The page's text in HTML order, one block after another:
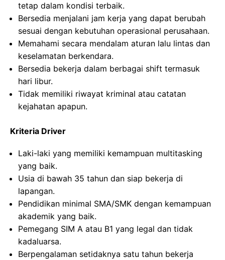
tetap dalam kondisi terbaik.
Bersedia menjalani jam kerja yang dapat berubah
sesuai dengan kebutuhan operasional perusahaan.
Memahami secara mendalam aturan lalu lintas dan
keselamatan berkendara.
Bersedia bekerja dalam berbagai shift termasuk
hari libur.
Tidak memiliki riwayat kriminal atau catatan
kejahatan apapun.
Kriteria Driver
Laki-laki yang memiliki kemampuan multitasking
yang baik.
Usia di bawah 35 tahun dan siap bekerja di
lapangan.
Pendidikan minimal SMA/SMK dengan kemampuan
akademik yang baik.
Pemegang SIM A atau B1 yang legal dan tidak
kadaluarsa.
Berpengalaman setidaknya satu tahun bekerja